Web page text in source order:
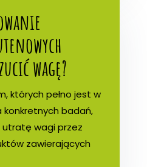
wagę?
których pełno jest w
badań,
wagi przez
zawierających